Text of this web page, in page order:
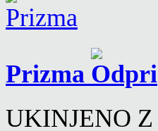
Prizma
UKINJENO Z